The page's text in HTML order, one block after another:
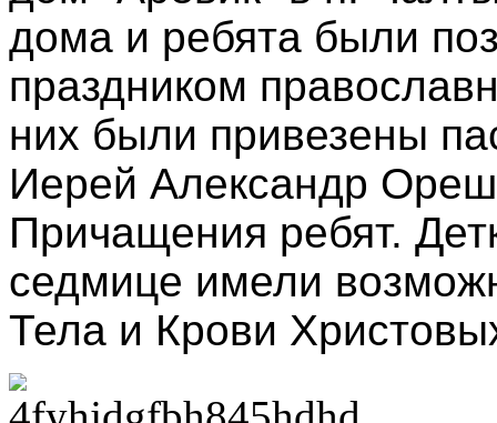
дома и ребята были
праздником
них были привезены
Иерей Александр
Причащения ребят.
седмице имели
Тела и Крови